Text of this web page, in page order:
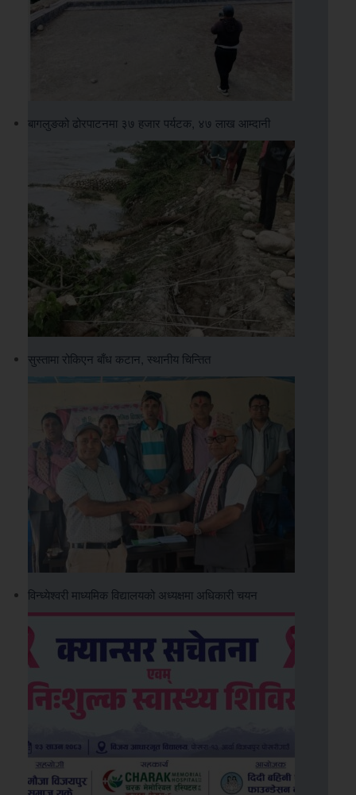
बागलुङको ढोरपाटनमा ३७ हजार पर्यटक, ४७ लाख आम्दानी
सुस्तामा रोकिएन बाँध कटान, स्थानीय चिन्तित
विन्ध्येश्वरी माध्यमिक विद्यालयको अध्यक्षमा अधिकारी चयन